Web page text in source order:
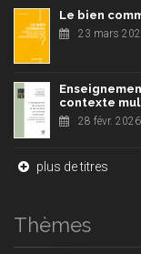
Le bien
23 mars
contexte
28 févr. 2026
plus de titres
Thèmes